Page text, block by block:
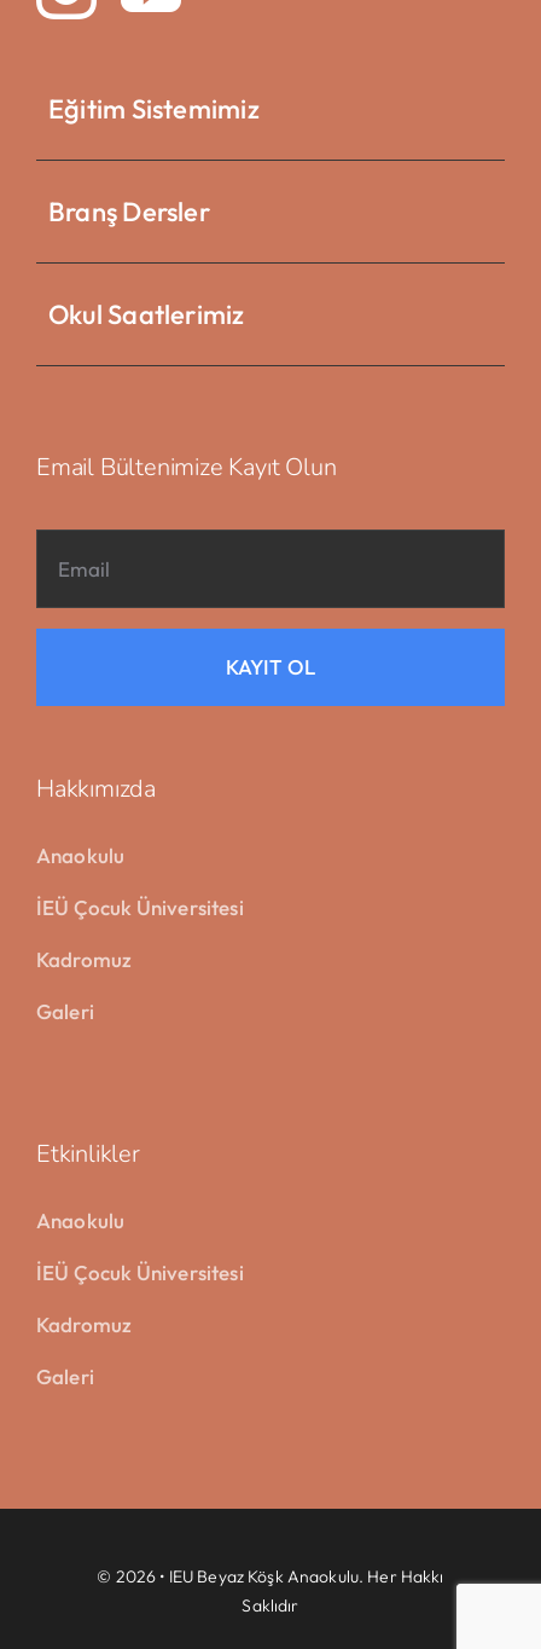
Eğitim Sistemimiz
Branş Dersler
Okul Saatlerimiz
Email Bültenimize Kayıt Olun
KAYIT OL
Hakkımızda
Anaokulu
İEÜ Çocuk Üniversitesi
Kadromuz
Galeri
Etkinlikler
Anaokulu
İEÜ Çocuk Üniversitesi
Kadromuz
Galeri
© 2026 • IEU Beyaz Köşk Anaokulu. Her Hakkı
Saklıdır